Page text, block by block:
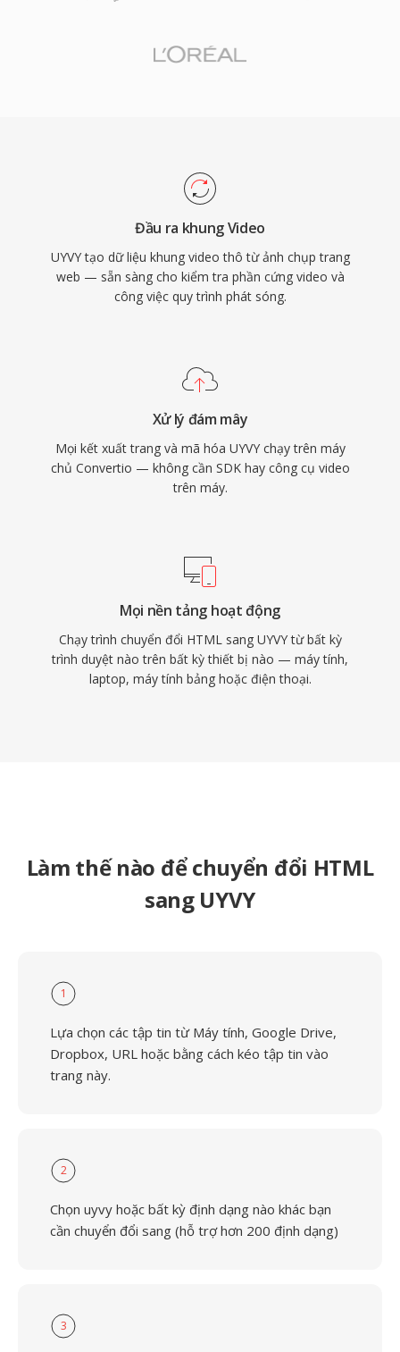
Đầu ra khung Video
UYVY tạo dữ liệu khung video thô từ ảnh chụp trang
web — sẵn sàng cho kiểm tra phần cứng video và
công việc quy trình phát sóng.
Xử lý đám mây
Mọi kết xuất trang và mã hóa UYVY chạy trên máy
chủ Convertio — không cần SDK hay công cụ video
trên máy.
Mọi nền tảng hoạt động
Chạy trình chuyển đổi HTML sang UYVY từ bất kỳ
trình duyệt nào trên bất kỳ thiết bị nào — máy tính,
laptop, máy tính bảng hoặc điện thoại.
Làm thế nào để chuyển đổi HTML
sang UYVY
1
Lựa chọn các tập tin từ Máy tính, Google Drive,
Dropbox, URL hoặc bằng cách kéo tập tin vào
trang này.
2
Chọn uyvy hoặc bất kỳ định dạng nào khác bạn
cần chuyển đổi sang (hỗ trợ hơn 200 định dạng)
3